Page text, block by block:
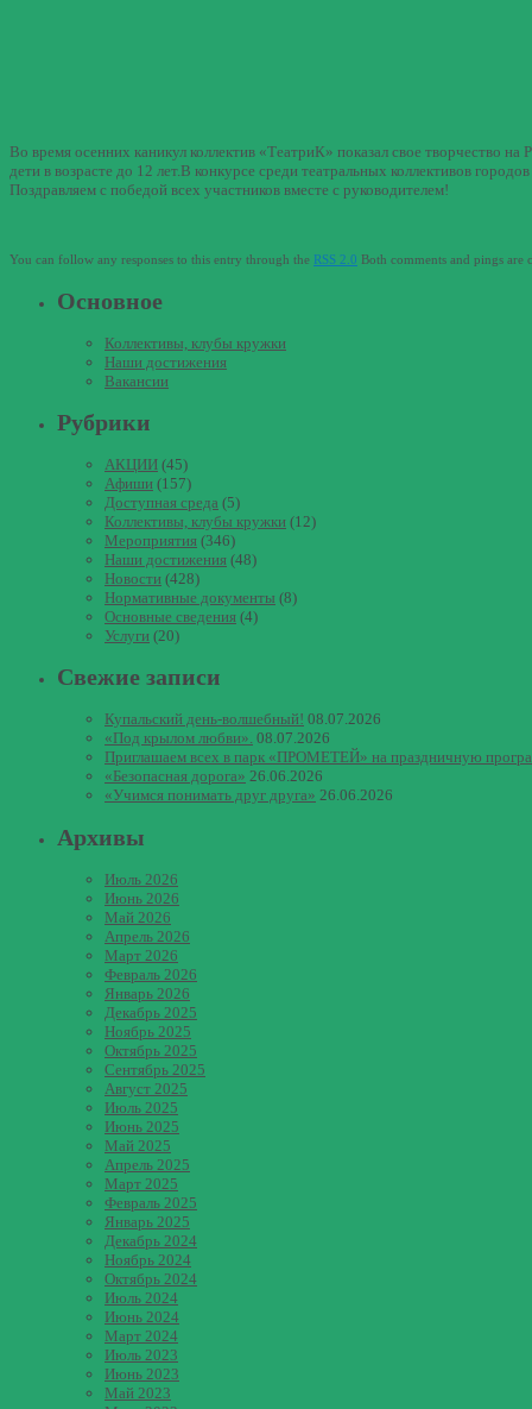
Во время осенних каникул коллектив «ТеатриК» показал свое творчество
дети в возрасте до 12 лет.В конкурсе среди театральных коллективов
Поздравляем с победой всех участников вместе с руководителем!
You can follow any responses to this entry through the RSS 2.0 Both comments and pings are
Основное
Коллективы, клубы кружки
Наши достижения
Вакансии
Рубрики
АКЦИИ (45)
Афиши (157)
Доступная среда (5)
Коллективы, клубы кружки (12)
Мероприятия (346)
Наши достижения (48)
Новости (428)
Нормативные документы (8)
Основные сведения (4)
Услуги (20)
Свежие записи
Купальский день-волшебный! 08.07.2026
«Под крылом любви». 08.07.2026
Приглашаем всех в парк «ПРОМЕТЕЙ» на праздничную
«Безопасная дорога» 26.06.2026
«Учимся понимать друг друга» 26.06.2026
Архивы
Июль 2026
Июнь 2026
Май 2026
Апрель 2026
Март 2026
Февраль 2026
Январь 2026
Декабрь 2025
Ноябрь 2025
Октябрь 2025
Сентябрь 2025
Август 2025
Июль 2025
Июнь 2025
Май 2025
Апрель 2025
Март 2025
Февраль 2025
Январь 2025
Декабрь 2024
Ноябрь 2024
Октябрь 2024
Июль 2024
Июнь 2024
Март 2024
Июль 2023
Июнь 2023
Май 2023